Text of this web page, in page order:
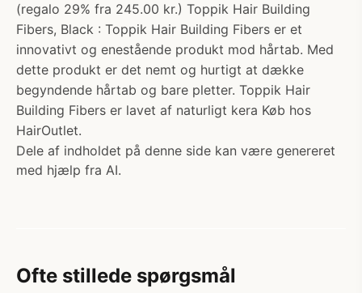
(regalo 29% fra 245.00 kr.) Toppik Hair Building
Fibers, Black : Toppik Hair Building Fibers er et
innovativt og enestående produkt mod hårtab. Med
dette produkt er det nemt og hurtigt at dække
begyndende hårtab og bare pletter. Toppik Hair
Building Fibers er lavet af naturligt kera Køb hos
HairOutlet.
Dele af indholdet på denne side kan være genereret
med hjælp fra AI.
Ofte stillede spørgsmål